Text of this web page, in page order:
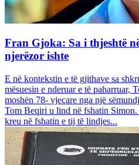
Fran Gjoka: Sa i thjeshtë
njerëzor ishte
E në kontekstin e të gjithave sa
mësuesin e nderuar e të paharruar,
moshën 78- vjeçare nga një
Tom Beqiri u lind në fshatin
kreu në fshatin e tij të lindjes...